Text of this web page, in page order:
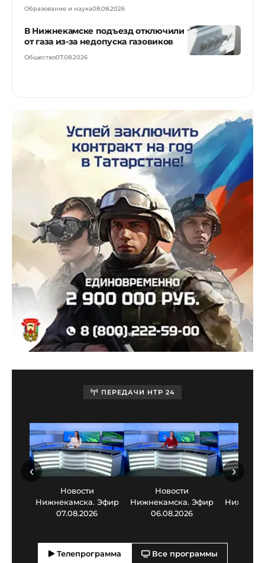
Образование и наука08.08.2026
В Нижнекамске подъезд отключили
от газа из-за недопуска газовиков
Общество07.08.2026
ПЕРЕДАЧИ НТР 24
Новости
Нижнекамска. Эфир
07.08.2026
Новости
Нижнекамска. Эфир
06.08.2026
‹ ›
Телепрограмма Все программы